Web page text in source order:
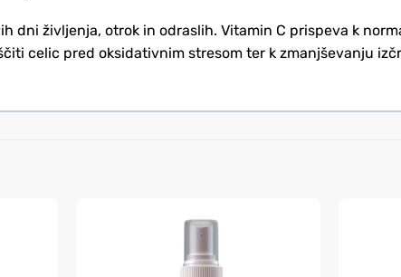
dni življenja, otrok in odraslih. Vitamin C prispeva k
celic pred oksidativnim stresom ter k zmanjševanju